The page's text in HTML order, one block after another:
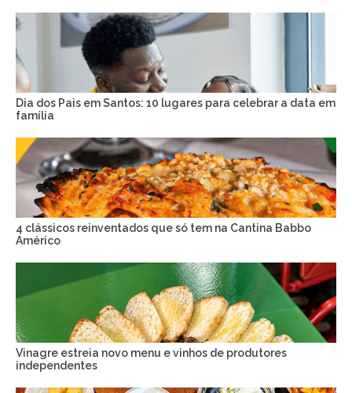
Dia dos Pais em Santos: 10 lugares para celebrar a data em
família
4 clássicos reinventados que só tem na Cantina Babbo
Américo
Vinagre estreia novo menu e vinhos de produtores
independentes